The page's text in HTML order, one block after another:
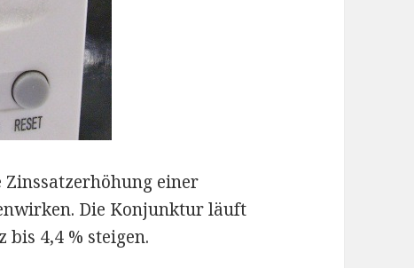
einer
Die Konjunktur läuft
bis 4,4 % steigen.